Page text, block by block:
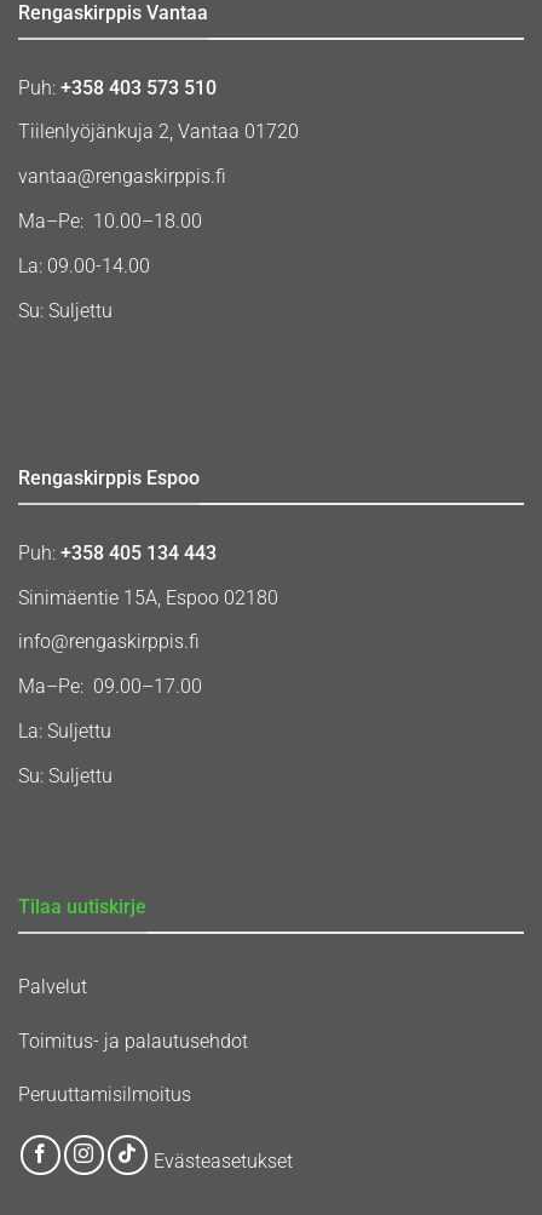
Rengaskirppis Vantaa
Puh: +358 403 573 510
Tiilenlyöjänkuja 2, Vantaa 01720
vantaa@rengaskirppis.fi
Ma–Pe: 10.00–18.00
La: 09.00-14.00
Su: Suljettu
Rengaskirppis Espoo
Puh: +358 405 134 443
Sinimäentie 15A, Espoo 02180
info@rengaskirppis.fi
Ma–Pe: 09.00–17.00
La: Suljettu
Su: Suljettu
Tilaa uutiskirje
Palvelut
Toimitus- ja palautusehdot
Peruuttamisilmoitus
Evästeasetukset